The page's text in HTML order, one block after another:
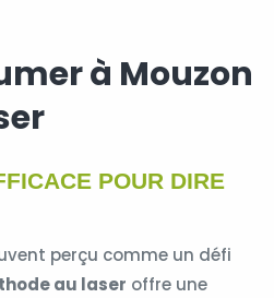
à Mouzon
POUR DIRE
perçu comme un défi
au laser offre une